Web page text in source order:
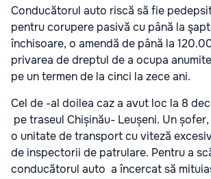
Conducătorul auto riscă să fie
pentru corupere pasivă cu până la
închisoare, o amendă de până la
privarea de dreptul de a ocupa
pe un termen de la cinci la zece ani.
Cel de -al doilea caz a avut loc la 8
pe traseul Chișinău- Leușeni. Un
o unitate de transport cu viteză
de inspectorii de patrulare. Pentru a
conducătorul auto a încercat să